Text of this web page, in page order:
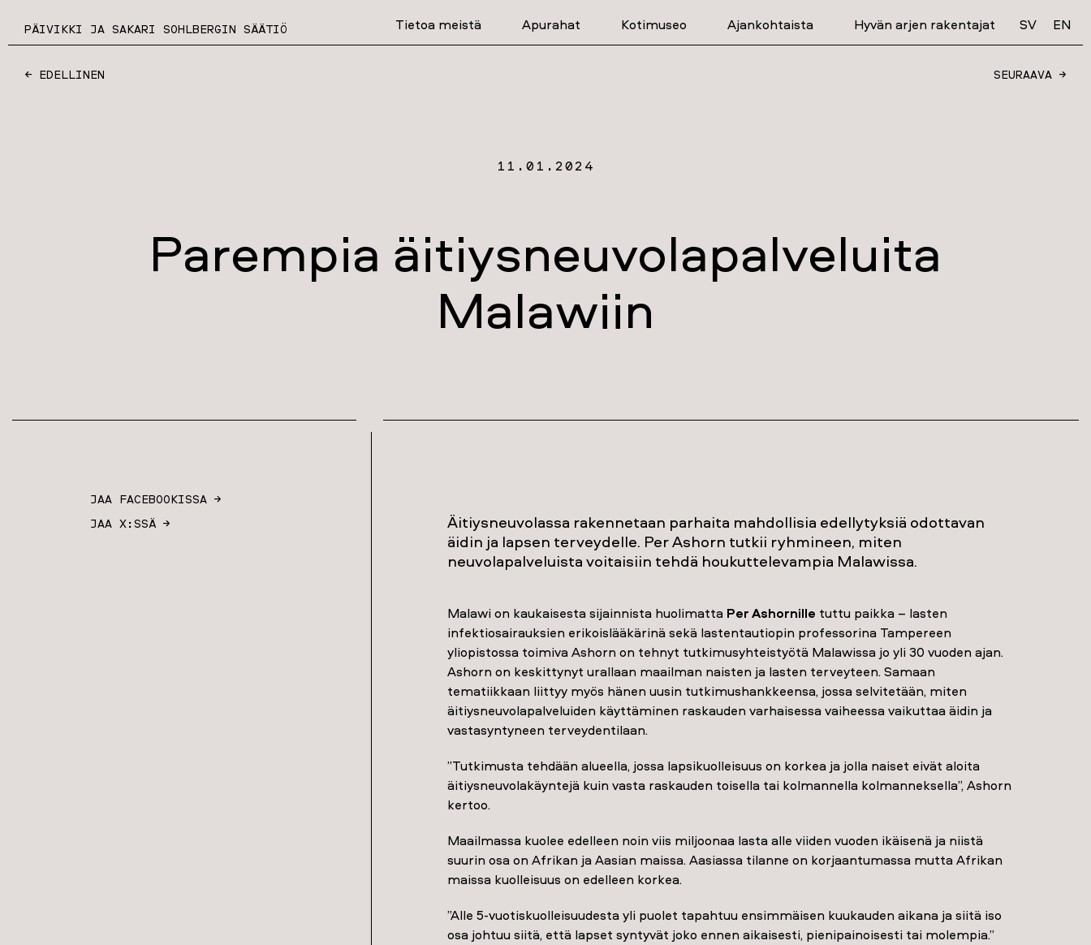
PÄIVIKKI JA SAKARI SOHLBERGIN SÄÄTIÖ Tietoa meistä Apurahat Kotimuseo Ajankohtaista Hyvän arjen rakentajat SV EN
← EDELLINEN SEURAAVA →
11.01.2024
Parempia äitiysneuvolapalveluita
Malawiin
JAA FACEBOOKISSA →
JAA X:SSÄ →
Äitiysneuvolassa rakennetaan parhaita mahdollisia edellytyksiä odottavan
äidin ja lapsen terveydelle. Per Ashorn tutkii ryhmineen, miten
neuvolapalveluista voitaisiin tehdä houkuttelevampia Malawissa.
Malawi on kaukaisesta sijainnista huolimatta Per Ashornille tuttu paikka – lasten
infektiosairauksien erikoislääkärinä sekä lastentautiopin professorina Tampereen
yliopistossa toimiva Ashorn on tehnyt tutkimusyhteistyötä Malawissa jo yli 30 vuoden ajan.
Ashorn on keskittynyt urallaan maailman naisten ja lasten terveyteen. Samaan
tematiikkaan liittyy myös hänen uusin tutkimushankkeensa, jossa selvitetään, miten
äitiysneuvolapalveluiden käyttäminen raskauden varhaisessa vaiheessa vaikuttaa äidin ja
vastasyntyneen terveydentilaan.
”Tutkimusta tehdään alueella, jossa lapsikuolleisuus on korkea ja jolla naiset eivät aloita
äitiysneuvolakäyntejä kuin vasta raskauden toisella tai kolmannella kolmanneksella”, Ashorn
kertoo.
Maailmassa kuolee edelleen noin viis miljoonaa lasta alle viiden vuoden ikäisenä ja niistä
suurin osa on Afrikan ja Aasian maissa. Aasiassa tilanne on korjaantumassa mutta Afrikan
maissa kuolleisuus on edelleen korkea.
”Alle 5-vuotiskuolleisuudesta yli puolet tapahtuu ensimmäisen kuukauden aikana ja siitä iso
osa johtuu siitä, että lapset syntyvät joko ennen aikaisesti, pienipainoisesti tai molempia.”